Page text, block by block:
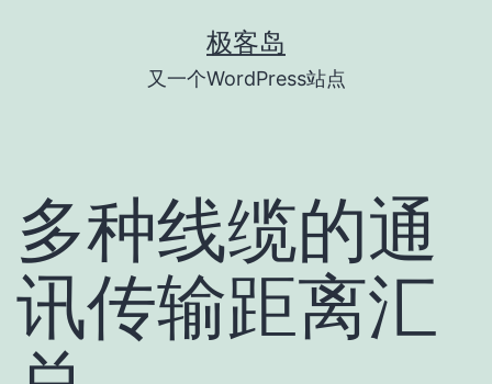
极客岛
又一个WordPress站点
多种线缆的通
讯传输距离汇